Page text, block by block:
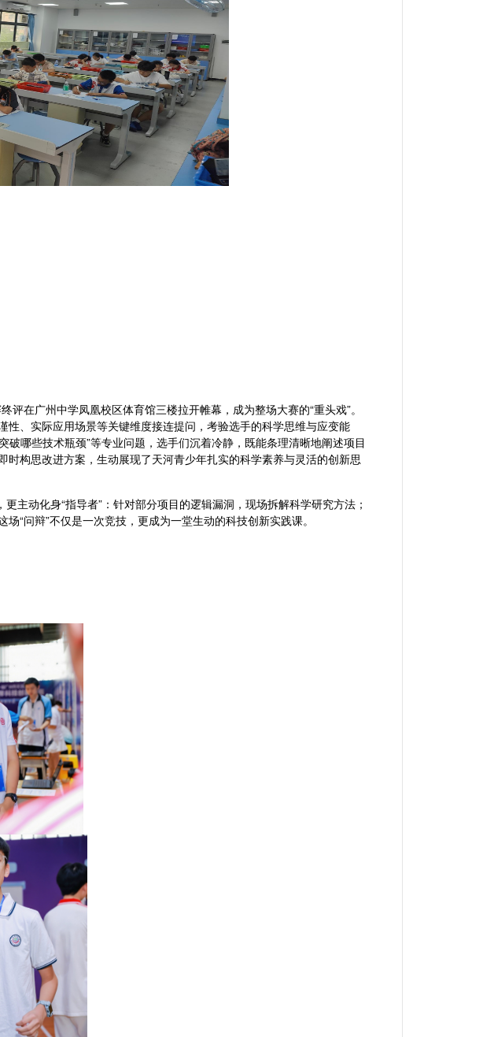
评在广州中学凤凰校区体育馆三楼拉开帷幕，成为整场大赛的“重头戏”。
性、实际应用场景等关键维度接连提问，考验选手的科学思维与应变能
破哪些技术瓶颈”等专业问题，选手们沉着冷静，既能条理清晰地阐述项目
时构思改进方案，生动展现了天河青少年扎实的科学素养与灵活的创新思
更主动化身“指导者”：针对部分项目的逻辑漏洞，现场拆解科学研究方法；
“问辩”不仅是一次竞技，更成为一堂生动的科技创新实践课。